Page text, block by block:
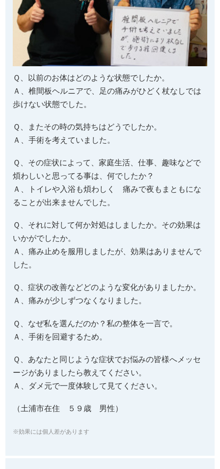
Ｑ、以前のお体はどのような状態でしたか。
Ａ、椎間板ヘルニアで、足の痛みがひどく杖なしでは
歩けない状態でした。
Ｑ、またその時の気持ちはどうでしたか。
Ａ、手術を考えていました。
Ｑ、その症状によって、家庭生活、仕事、趣味などで
煩わしいと思ってる事は、何でしたか？
Ａ、トイレや入浴も煩わしく 痛みで夜もまともにな
ることが出来ませんでした。
Ｑ、それに対して何か対処はしましたか。その効果は
いかがでしたか。
Ａ、痛み止めを服用しましたが、効果はありませんで
した。
Ｑ、症状の改善などどのような変化がありましたか。
Ａ、痛みが少しずつなくなりました。
Ｑ、なぜ私を選んだのか？私の整体を一言で。
Ａ、手術を回避するため。
Ｑ、あなたと同じような症状でお悩みの皆様へメッセ
ージがありましたら教えてください。
Ａ、ダメ元で一度体験して見てください。
（土浦市在住 ５９歳 男性）
※効果には個人差があります